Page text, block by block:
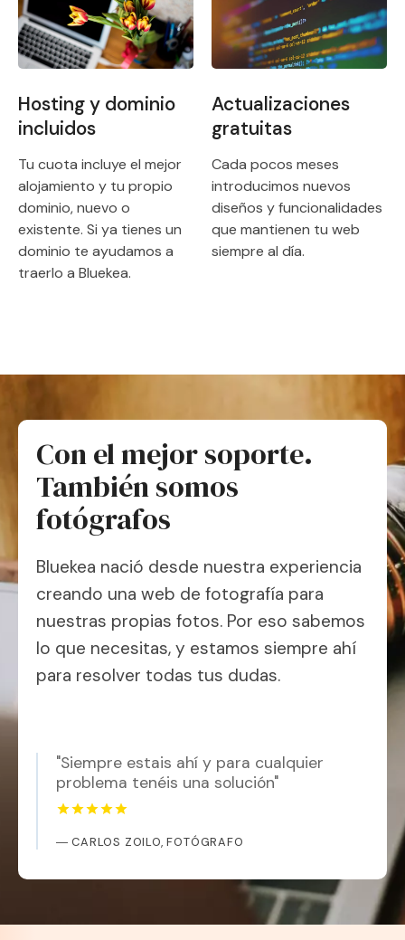
Hosting y dominio
incluidos
Tu cuota incluye el mejor
alojamiento y tu propio
dominio, nuevo o
existente. Si ya tienes un
dominio te ayudamos a
traerlo a Bluekea.
Actualizaciones
gratuitas
Cada pocos meses
introducimos nuevos
diseños y funcionalidades
que mantienen tu web
siempre al día.
Con el mejor soporte.
También somos
fotógrafos
Bluekea nació desde nuestra experiencia
creando una web de fotografía para
nuestras propias fotos. Por eso sabemos
lo que necesitas, y estamos siempre ahí
para resolver todas tus dudas.
"Siempre estais ahí y para cualquier
problema tenéis una solución"
― CARLOS ZOILO, FOTÓGRAFO